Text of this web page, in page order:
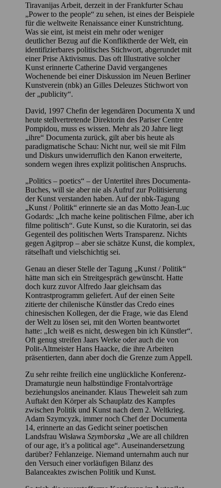
Tiravanijas Arbeit, derzeit in der Frankfurter Schau
„Power to the people“ zu sehen, ist eines der Beispiele
für die weltweite Renaissance einer Kunstrichtung.
Was sie eint, ist meist ein mehr oder weniger
deutlicher Bezug auf die Konfliktherde der Welt, ein
identifizierbares politisches Stichwort, abgerundet mit
einer Prise Aktivismus. Das oft Illustrative solcher
Kunst erinnerte Catherine David vergangenes
Wochenende bei einer Diskussion im Neuen Berliner
Kunstverein (nbk) an Gilles Deleuzes Stichwort von
der „publicity“.
David, 1997 Chefin der legendären Documenta X und
heute stellvertretende Direktorin des Pariser Centre
Pompidou, muss es wissen. Mehr als 20 Jahre liegt
„ihre“ Documenta zurück, gilt aber bis heute als
paradigmatische Schau: Nicht nur, weil sie mit Film
und Diskurs unwiderruflich den Kanon erweiterte,
sondern wegen ihres explizit politischen Anspruchs.
„Politics – poetics“ – der Untertitel ihres Documenta-
Buches, will sie aber nie als Aufruf zur Politisierung
der Kunst verstanden haben. Auf der nbk-Tagung
„Kunst / Politik“ erinnerte sie an das Motto Jean-Luc
Godards: „Ich mache keine politischen Filme, aber ich
filme politisch“. Gute Kunst, so die Kuratorin, sei das
Gegenteil des politischen Werts Transparenz. Nichts
gegen Agitprop – aber sie schätze Kunst, die komplex,
rätselhaft und vielschichtig sei.
Genau an dieser Stelle der Tagung „Kunst / Politik“
hätte man sich ein Streitgespräch gewünscht. Hatte
doch kurz zuvor Alfredo Jaar gleichsam das
Kontrastprogramm geliefert. Auf der einen Seite
zitierte der chilenische Künstler das Credo eines
chinesischen Kollegen, der die Frage, wie das Elend
der Welt zu lösen sei, mit den Worten beantwortet
hatte: „Ich weiß es nicht, deswegen bin ich Künstler“.
Oft genug streifen Jaars Werke oder auch die von
Polit-Altmeister Hans Haacke, die ihre Arbeiten
präsentierten, dann aber doch die Grenze zum Appell.
Zu sehr reihte freilich eine unglückliche Konferenz-
Dramaturgie neun halbstündige Frontalvorträge
beziehungslos aneinander. Klaus Theweleit sah zum
Auftakt den Körper als Schauplatz des Kampfes
zwischen Politik und Kunst nach dem 2. Weltkrieg.
Adam Szymcyzk, immer noch Chef der Documenta
14, erinnerte an das Gedicht seiner poetischen
Landsfrau WisławaSzymborska „We are all children
of our age, it’s a political age“. Auseinandersetzung
darüber? Fehlanzeige. Niemand unternahm auch nur
den Versuch einer vorläufigen Bilanz des
Balanceaktes zwischen Politik und Kunst.